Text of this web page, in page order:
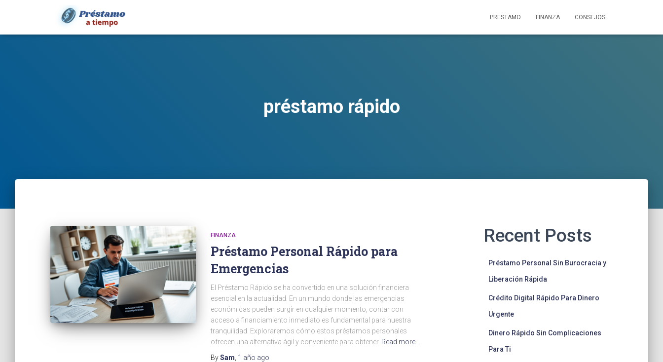
PRESTAMO FINANZA CONSEJOS
préstamo rápido
FINANZA
Préstamo Personal Rápido para
Emergencias
El Préstamo Rápido se ha convertido en una solución financiera
esencial en la actualidad. En un mundo donde las emergencias
económicas pueden surgir en cualquier momento, contar con
acceso a financiamiento inmediato es fundamental para nuestra
tranquilidad. Exploraremos cómo estos préstamos personales
ofrecen una alternativa ágil y conveniente para obtener Read more…
BySam 1 año ago
Recent Posts
Préstamo Personal Sin Burocracia y
Liberación Rápida
Crédito Digital Rápido Para Dinero
Urgente
Dinero Rápido Sin Complicaciones
Para Ti